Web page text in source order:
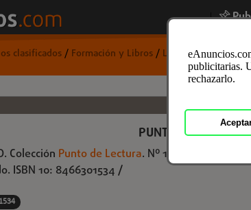
|
clasificados/ Formación y Libros/ Libros y Mas/
PUNTO DE PARTIDA
Colección Punto de Lectura. Nº 17/8. Madrid.
ISBN 10: 8466301534 /
publicitarias.
rechazarlo.